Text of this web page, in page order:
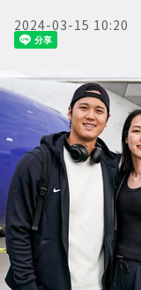
2024-03-15 10:20